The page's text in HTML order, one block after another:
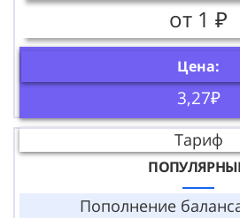
от 1 ₽
Цена:
3,27₽
Тариф
Пополнение